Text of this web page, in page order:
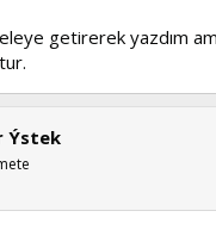
getirerek yazdım
Ýstek